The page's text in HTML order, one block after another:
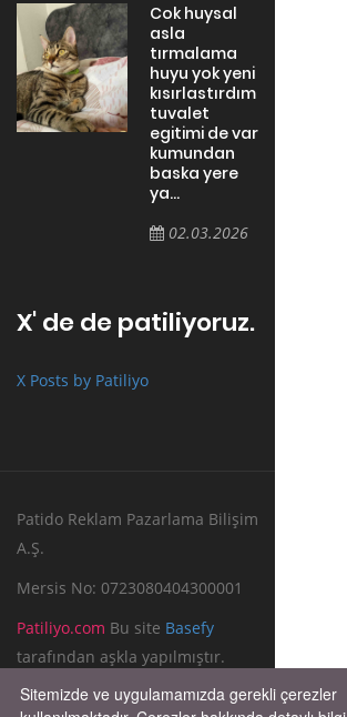
Cok huysal
asla
tırmalama
huyu yok yeni
kısırlastırdım
tuvalet
egitimi de var
kumundan
baska yere
ya...
02.03.2026
X' de de patiliyoruz.
X Posts by Patiliyo
Patido Reklam Pazarlama Bilişim
A.Ş.
Mersis No: 0723080404300001
Patiliyo.com Bu site Basefy
tarafından aşkla yapılmıştır.
Reklam Verin
Bize Yazın
Sitemizde ve uygulamamızda gerekli çerezler